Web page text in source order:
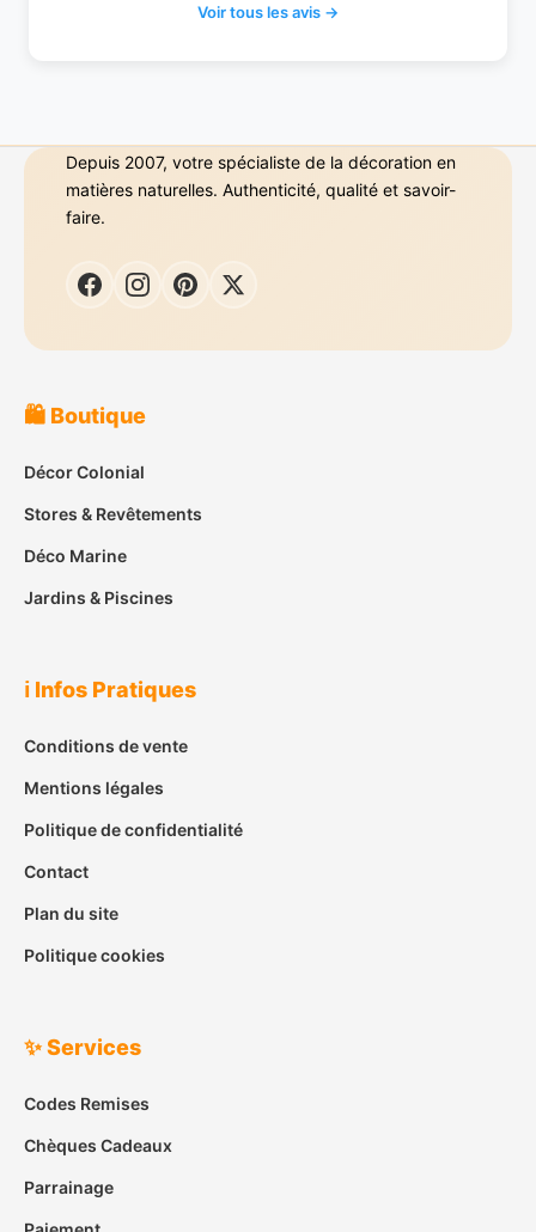
Voir tous les avis →
Depuis 2007, votre spécialiste de la décoration en
matières naturelles. Authenticité, qualité et savoir-
faire.
🛍️ Boutique
Décor Colonial
Stores & Revêtements
Déco Marine
Jardins & Piscines
ℹ️ Infos Pratiques
Conditions de vente
Mentions légales
Politique de confidentialité
Contact
Plan du site
Politique cookies
✨ Services
Codes Remises
Chèques Cadeaux
Parrainage